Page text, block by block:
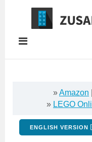
Springe
Inhalt
»Amazon
» LEGO
ENGLISH